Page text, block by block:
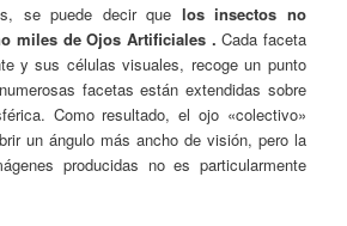
se puede decir que los insectos no
miles de Ojos Artificiales . Cada faceta
y sus células visuales, recoge un punto
facetas están extendidas sobre
Como resultado, el ojo «colectivo»
un ángulo más ancho de visión, pero la
producidas no es particularmente